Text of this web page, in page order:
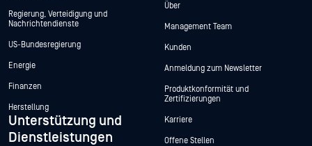
Regierung, Verteidigung und
Nachrichtendienste
US-Bundesregierung
Energie
Finanzen
Herstellung
Unterstützung und
Dienstleistungen
Über
Management Team
Kunden
Anmeldung zum Newsletter
Produktkonformität und
Zertifizierungen
Karriere
Offene Stellen